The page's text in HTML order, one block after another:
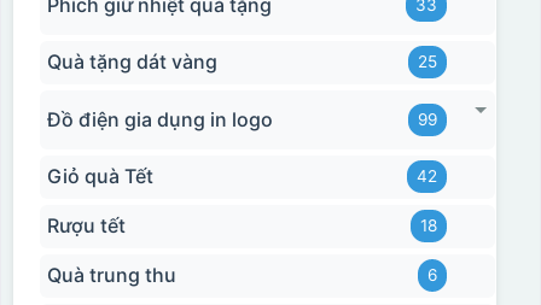
33
Quà tặng dát vàng 25
Đồ điện gia dụng in logo 99
Giỏ quà Tết 42
Rượu tết 18
Quà trung thu 6